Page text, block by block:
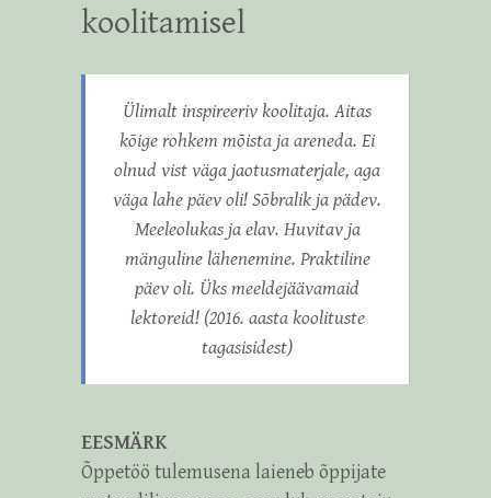
koolitamisel
Ülimalt inspireeriv koolitaja. Aitas
kõige rohkem mõista ja areneda. Ei
olnud vist väga jaotusmaterjale, aga
väga lahe päev oli! Sõbralik ja pädev.
Meeleolukas ja elav. Huvitav ja
mänguline lähenemine. Praktiline
päev oli. Üks meeldejäävamaid
lektoreid! (2016. aasta koolituste
tagasisidest)
EESMÄRK
Õppetöö tulemusena laieneb õppijate